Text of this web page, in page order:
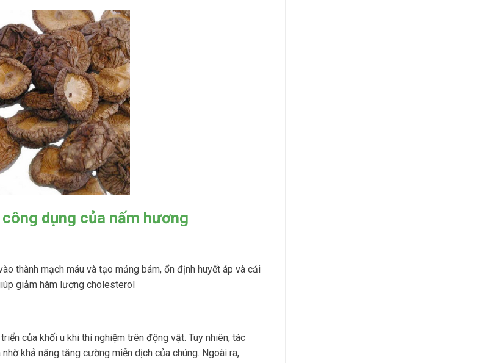
dụng của nấm hương
thành mạch máu và tạo mảng bám, ổn định huyết áp và cải
giảm hàm lượng cholesterol
của khối u khi thí nghiệm trên động vật. Tuy nhiên, tác
khả năng tăng cường miễn dịch của chúng. Ngoài ra,